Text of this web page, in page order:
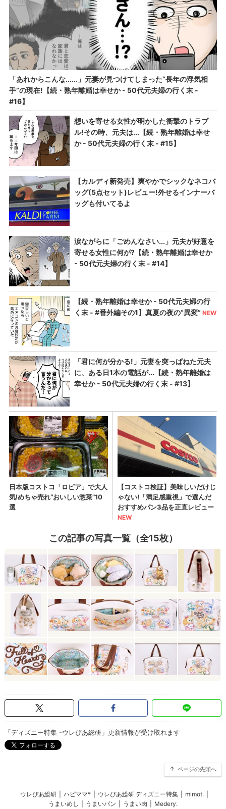
この記事の写真一覧（全15枚）
「ディズニー特集 -ウレぴあ総研」更新情報が受け取れます
ページの先頭へ
ウレぴあ総研 ハピママ* ウレぴあ総研 ディズニー特集 mimot.
うまいめし
うまいパン うまい肉 Medery.